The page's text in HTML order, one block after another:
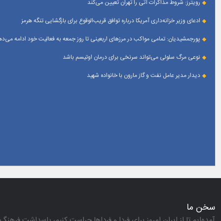
رویترز: شروط مذاکرات آتی را تهران تعیین می‌کند
ادعای وزیر خزانه‌داری آمریکا درباره توافق قریب‌الوقوع برای بازگشایی تنگه هرمز
پورجمشیدیان: تمامی مواکب در مرزهای اربعینی تا روز جمعه به فعالیت خود ادامه
نوعی مرگ سلولی می‌تواند سرنخی برای درمان اوتیسم باشد
دیدار مدیر عامل نفت و گاز مارون با خانواده شهید
سخن ما